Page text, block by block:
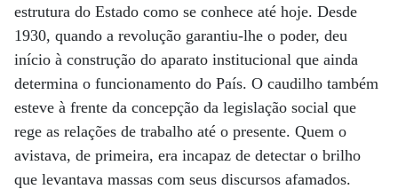
estrutura do Estado como se conhece até hoje. Desde
1930, quando a revolução garantiu-lhe o poder, deu
início à construção do aparato institucional que ainda
determina o funcionamento do País. O caudilho também
esteve à frente da concepção da legislação social que
rege as relações de trabalho até o presente. Quem o
avistava, de primeira, era incapaz de detectar o brilho
que levantava massas com seus discursos afamados.